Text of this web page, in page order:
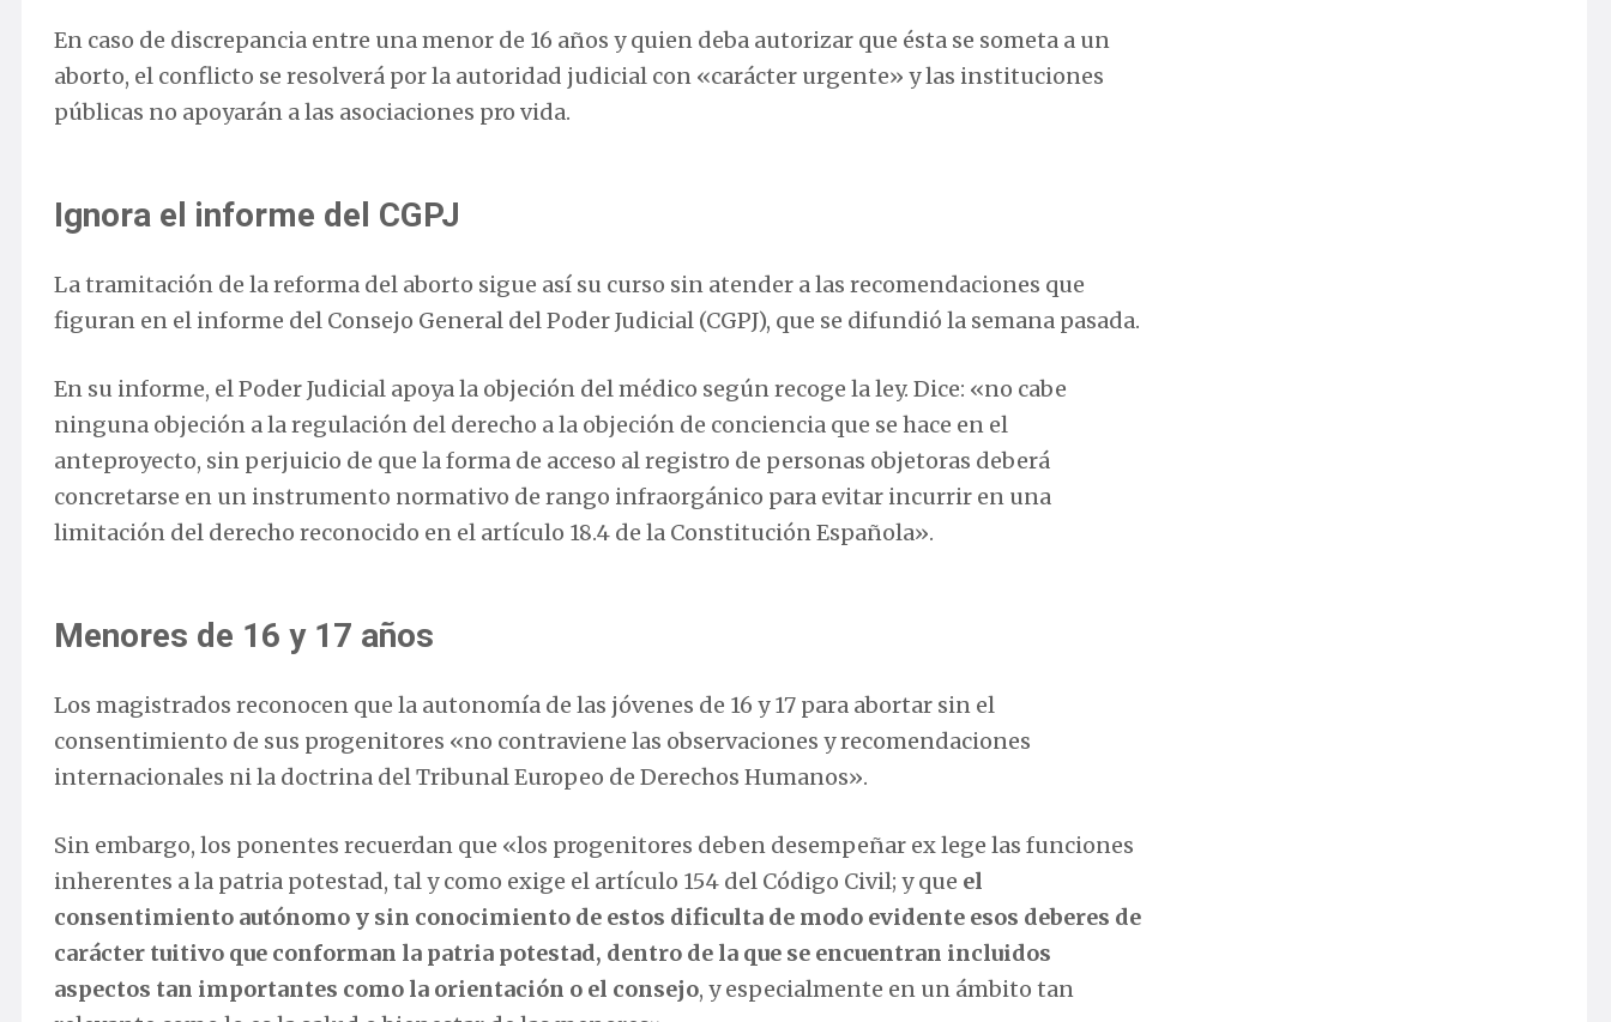
En caso de discrepancia entre una menor de 16 años y quien deba autorizar que ésta se someta a un
aborto, el conflicto se resolverá por la autoridad judicial con «carácter urgente» y las instituciones
públicas no apoyarán a las asociaciones pro vida.
Ignora el informe del CGPJ
La tramitación de la reforma del aborto sigue así su curso sin atender a las recomendaciones que
figuran en el informe del Consejo General del Poder Judicial (CGPJ), que se difundió la semana pasada.
En su informe, el Poder Judicial apoya la objeción del médico según recoge la ley. Dice: «no cabe
ninguna objeción a la regulación del derecho a la objeción de conciencia que se hace en el
anteproyecto, sin perjuicio de que la forma de acceso al registro de personas objetoras deberá
concretarse en un instrumento normativo de rango infraorgánico para evitar incurrir en una
limitación del derecho reconocido en el artículo 18.4 de la Constitución Española».
Menores de 16 y 17 años
Los magistrados reconocen que la autonomía de las jóvenes de 16 y 17 para abortar sin el
consentimiento de sus progenitores «no contraviene las observaciones y recomendaciones
internacionales ni la doctrina del Tribunal Europeo de Derechos Humanos».
Sin embargo, los ponentes recuerdan que «los progenitores deben desempeñar ex lege las funciones
inherentes a la patria potestad, tal y como exige el artículo 154 del Código Civil; y que el
consentimiento autónomo y sin conocimiento de estos dificulta de modo evidente esos deberes de
carácter tuitivo que conforman la patria potestad, dentro de la que se encuentran incluidos
aspectos tan importantes como la orientación o el consejo, y especialmente en un ámbito tan